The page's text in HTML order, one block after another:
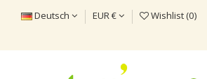
Deutsch EUR € Wishlist (0)